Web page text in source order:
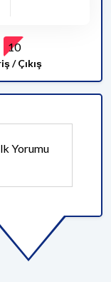
10
/ Çıkış
Yorumu